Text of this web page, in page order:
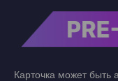
Карточка может быть